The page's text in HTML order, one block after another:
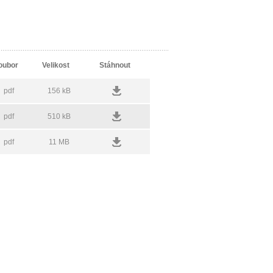
Velikost Stáhnout
pdf 156 kB
pdf 510 kB
pdf 11 MB